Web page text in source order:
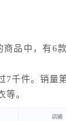
品中，有6
7千件。销量
等。